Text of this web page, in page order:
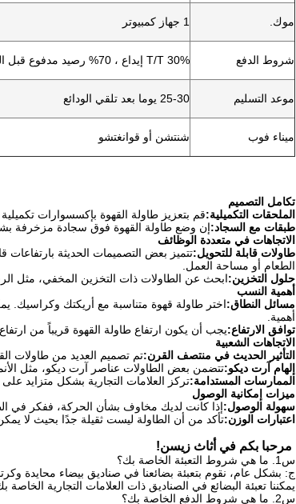
موك. 1 جهاز كمبيوتر
شروط الدفع T/T 30% إيداع ، 70% رصيد مدفوع قبل الشحن
موعد التسليم 25-30 يوما بعد تلقي الودائع
ميناء فوب شنتشن أو قوانغتشو
تكامل التصميم
الملحقات التكميلية:قم بتعزيز طاولة القهوة بإكسسوارات تكميلية
طبقات مع السجاد:إن وضع طاولة القهوة فوق سجادة مزخرفة
الاتجاهات في متعددة الوظائف
طاولات قابلة للتحويل:تتميز بعض التصميمات الحديثة بارتفاعات
الطعام أو مساحة العمل.
حلول التخزين:ابحث عن الطاولات ذات التخزين المخفي، مثل
أهمية النسب
مسائل النطاق:اختر طاولة قهوة متناسبة مع أريكتك وكراسيك.
أهمية.
توافق الارتفاع:يجب أن يكون ارتفاع طاولة القهوة قريباً من
الاتجاهات الشعبية
التأثير الحديث في منتصف القرن:تم تصميم العديد من طاولات
إلهام آرت ديكو:تتضمن بعض الطاولات عناصر آرت ديكو، مثل
الممارسات المستدامة:تركز العلامات التجارية بشكل متزايد على
ميزات إمكانية الوصول
سهولة الوصول:إذا كانت لديك مخاوف بشأن الحركة، ففكر في
اعتبارات الوزن:تأكد من أن الطاولة ليست ثقيلة جدًا بحيث لا
مرحبا بكم في أثاث زيسن!
س1. ما هي شروط التعبئة الخاصة بك؟
ج: بشكل عام، نقوم بتعبئة بضائعنا في صناديق بيضاء محايدة
يمكننا تعبئة البضائع في الصناديق ذات العلامات التجارية
س2. ما هي شروط الدفع الخاصة بك؟